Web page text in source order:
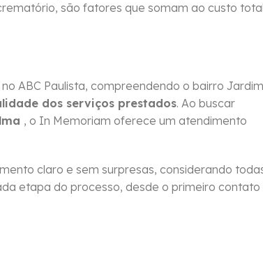
são fatores que somam ao custo
ABC Paulista, compreendendo o bairro Jardim
dos serviços prestados. Ao buscar
, o In Memoriam oferece um atendimento
claro e sem surpresas, considerando
etapa do processo, desde o primeiro contato